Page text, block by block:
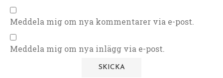
Meddela mig om nya kommentarer via e-post.
Meddela mig om nya inlägg via e-post.